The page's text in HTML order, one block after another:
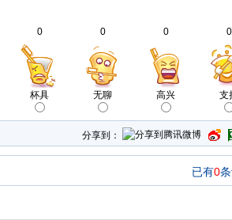
0
杯具
0
无聊
0
高兴
0
支
分享到：